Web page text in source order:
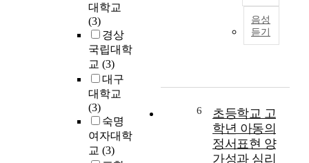
대학교
(3)
경상
국립대학
교 (3)
대구
대학교
(3)
숙명
여자대학
교 (3)
위
음성
듣기
6
초등학교 고
학년 아동의
정서표현 양
가성과 심리